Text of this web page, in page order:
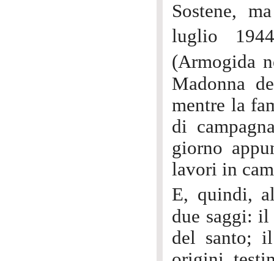
Sostene,
luglio
(Armogida
Madonna
mentre la
di
giorno
lavori in
E, quindi,
due saggi:
del santo;